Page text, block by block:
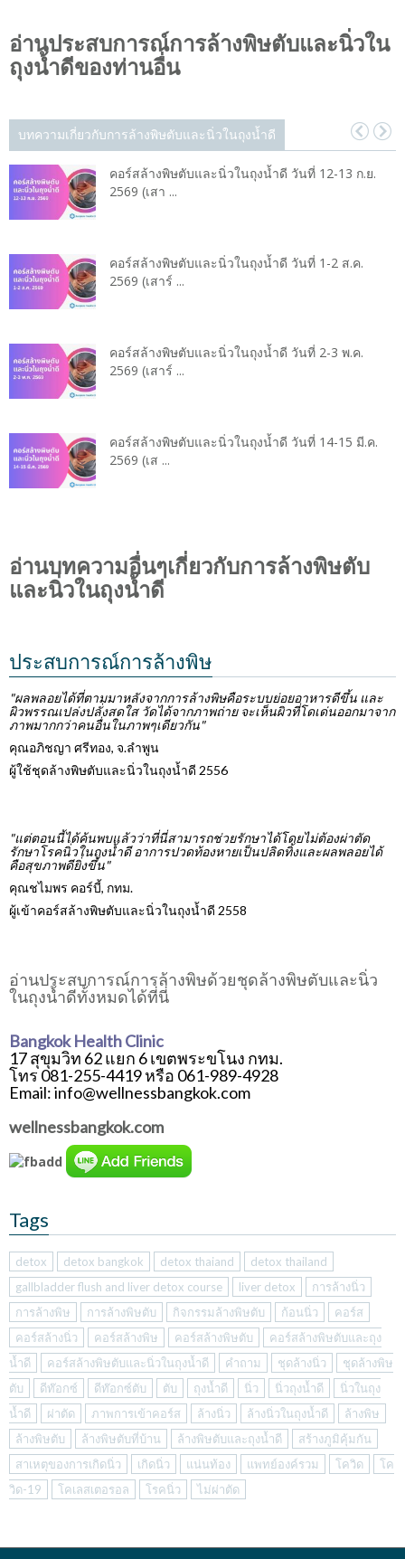
อ่านประสบการณ์การล้างพิษตับและนิ่วใน
ถุงน้ำดีของท่านอื่น
บทความเกี่ยวกับการล้างพิษตับและนิ่วในถุงน้ำดี
คอร์สล้างพิษตับและนิ่วในถุงน้ำดี วันที่ 12-13 ก.ย.
2569 (เสา ...
คอร์สล้างพิษตับและนิ่วในถุงน้ำดี วันที่ 1-2 ส.ค.
2569 (เสาร์ ...
คอร์สล้างพิษตับและนิ่วในถุงน้ำดี วันที่ 2-3 พ.ค.
2569 (เสาร์ ...
คอร์สล้างพิษตับและนิ่วในถุงน้ำดี วันที่ 14-15 มี.ค.
2569 (เส ...
อ่านบทความอื่นๆเกี่ยวกับการล้างพิษตับ
และนิ่วในถุงน้ำดี
ประสบการณ์การล้างพิษ
"ผลพลอยได้ที่ตามมาหลังจากการล้างพิษคือระบบย่อยอาหารดีขึ้น และ
ผิวพรรณเปล่งปลั่งสดใส วัดได้จากภาพถ่าย จะเห็นผิวที่โดเด่นออกมาจาก
ภาพมากกว่าคนอื่นในภาพๆเดียวกัน"
คุณอภิชญา ศรีทอง, จ.ลำพูน
ผู้ใช้ชุดล้างพิษตับและนิ่วในถุงน้ำดี 2556
"แต่ตอนนี้ได้ค้นพบแล้วว่าที่นี่สามารถช่วยรักษาได้โดยไม่ต้องผ่าตัด
รักษาโรคนิ่วในถุงน้ำดี อาการปวดท้องหายเป็นปลิดทิ้งและผลพลอยได้
คือสุขภาพดียิ่งขึ้น"
คุณชไมพร คอร์บี้, กทม.
ผู้เข้าคอร์สล้างพิษตับและนิ่วในถุงน้ำดี 2558
อ่านประสบการณ์การล้างพิษด้วยชุดล้างพิษตับและนิ่ว
ในถุงน้ำดีทั้งหมดได้ที่นี่
Bangkok Health Clinic
17 สุขุมวิท 62 แยก 6 เขตพระขโนง กทม.
โทร 081-255-4419 หรือ 061-989-4928
Email: info@wellnessbangkok.com
wellnessbangkok.com
Tags
detox detox bangkok detox thaiand
detox thailand
gallbladder flush and liver detox course
liver detox
การล้างนิ่ว
การล้างพิษ
การล้างพิษตับ กิจกรรมล้างพิษตับ ก้อนนิ่ว
คอร์ส
คอร์สล้างนิ่ว
คอร์สล้างพิษ คอร์สล้างพิษตับ
คอร์สล้างพิษตับและถุง
น้ำดี
คอร์สล้างพิษตับและนิ่วในถุงน้ำดี คำถาม ชุดล้างนิ่ว
ชุดล้างพิษ
ตับ
ดีท๊อกซ์ ดีท๊อกซ์ตับ ตับ ถุงน้ำดี นิ่ว นิ่วถุงน้ำดี
นิ่วในถุง
น้ำดี
ผ่าตัด ภาพการเข้าคอร์ส ล้างนิ่ว ล้างนิ่วในถุงน้ำดี
ล้างพิษ
ล้างพิษตับ
ล้างพิษตับที่บ้าน ล้างพิษตับและถุงน้ำดี
สร้างภูมิคุ้มกัน
สาเหตุของการเกิดนิ่ว
เกิดนิ่ว แน่นท้อง แพทย์องค์รวม โควิด
โค
วิด-19
โคเลสเตอรอล โรคนิ่ว ไม่ผ่าตัด